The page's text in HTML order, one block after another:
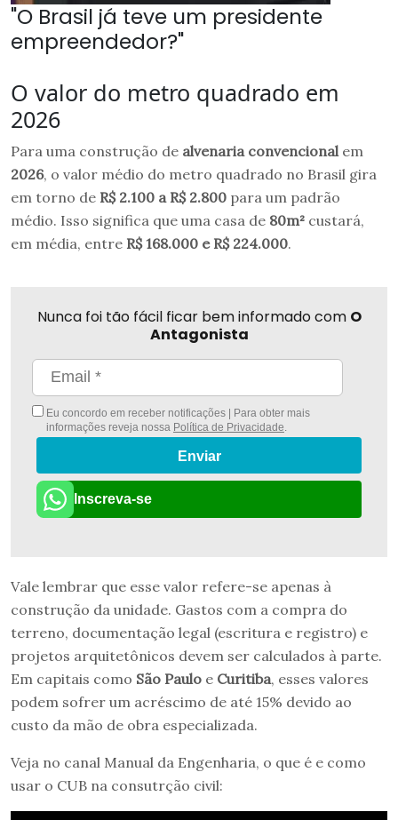
"O Brasil já teve um presidente
empreendedor?"
O valor do metro quadrado em
2026
Para uma construção de alvenaria convencional em
2026, o valor médio do metro quadrado no Brasil gira
em torno de R$ 2.100 a R$ 2.800 para um padrão
médio. Isso significa que uma casa de 80m² custará,
em média, entre R$ 168.000 e R$ 224.000.
Nunca foi tão fácil ficar bem informado com O
Antagonista
Eu concordo em receber notificações | Para obter mais
informações reveja nossa Política de Privacidade.
Enviar
Inscreva-se
Vale lembrar que esse valor refere-se apenas à
construção da unidade. Gastos com a compra do
terreno, documentação legal (escritura e registro) e
projetos arquitetônicos devem ser calculados à parte.
Em capitais como São Paulo e Curitiba, esses valores
podem sofrer um acréscimo de até 15% devido ao
custo da mão de obra especializada.
Veja no canal Manual da Engenharia, o que é e como
usar o CUB na consutrção civil: